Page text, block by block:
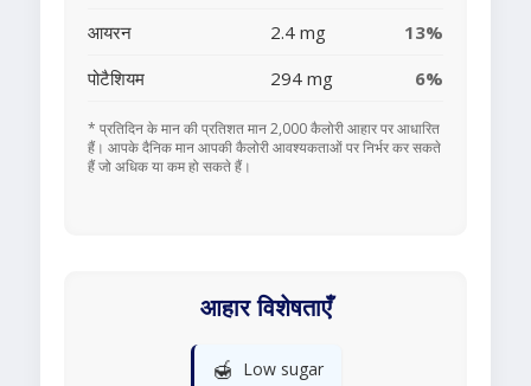
आयरन
2.4 mg
13%
पोटैशियम
294 mg 6%
* प्रतिदिन के मान की प्रतिशत मान 2,000 कैलोरी आहार पर आधारित
हैं। आपके दैनिक मान आपकी कैलोरी आवश्यकताओं पर निर्भर कर सकते
हैं जो अधिक या कम हो सकते हैं।
आहार विशेषताएँ
🍯 Low sugar